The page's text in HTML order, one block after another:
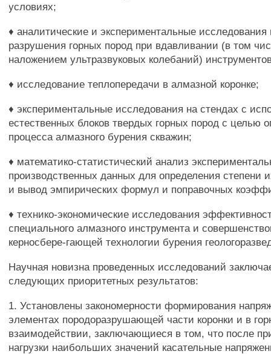
условиях;
♦ аналитические и экспериментальные
разрушения горных пород при вдавливании (в том
наложением ультразвуковых колебаний)
♦ исследование теплопередачи в алмазной коронке;
♦ экспериментальные исследования на стендах с
естественных блоков твердых горных пород с целью
процесса алмазного бурения скважин;
♦ математико-статистический анализ
производственных данных для определения степени
и вывод эмпирических формул и поправочных
♦ технико-экономические исследования
специального алмазного инструмента и
керносбере-гающей технологии бурения
Научная новизна проведенных исследований
следующих приоритетных результатов:
1. Установлены закономерности формирования
элементах породоразрушающей части коронки и в
взаимодействии, заключающиеся в том, что после
нагрузки наибольших значений касательные